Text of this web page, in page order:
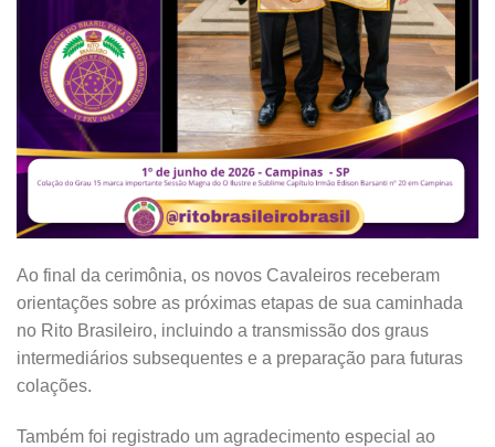
Ao final da cerimônia, os novos Cavaleiros receberam
orientações sobre as próximas etapas de sua caminhada
no Rito Brasileiro, incluindo a transmissão dos graus
intermediários subsequentes e a preparação para futuras
colações.
Também foi registrado um agradecimento especial ao